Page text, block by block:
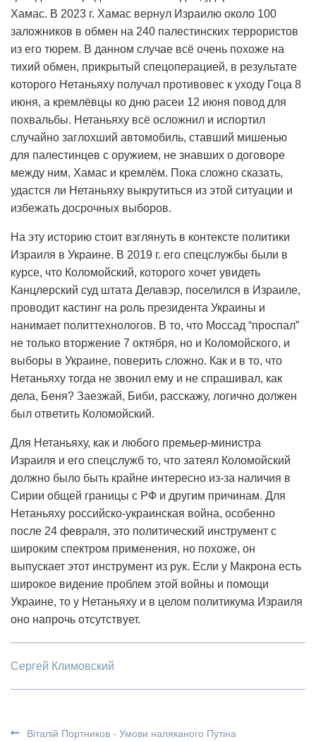
Хамас. В 2023 г. Хамас вернул Израилю около 100
заложников в обмен на 240 палестинских террористов
из его тюрем. В данном случае всё очень похоже на
тихий обмен, прикрытый спецоперацией, в результате
которого Нетаньяху получал противовес к уходу Гоца 8
июня, а кремлёвцы ко дню расеи 12 июня повод для
похвальбы. Нетаньяху всё осложнил и испортил
случайно заглохший автомобиль, ставший мишенью
для палестинцев с оружием, не знавших о договоре
между ним, Хамас и кремлём. Пока сложно сказать,
удастся ли Нетаньяху выкрутиться из этой ситуации и
избежать досрочных выборов.
На эту историю стоит взглянуть в контексте политики
Израиля в Украине. В 2019 г. его спецслужбы были в
курсе, что Коломойский, которого хочет увидеть
Канцлерский суд штата Делавэр, поселился в Израиле,
проводит кастинг на роль президента Украины и
нанимает политтехнологов. В то, что Моссад “проспал”
не только вторжение 7 октября, но и Коломойского, и
выборы в Украине, поверить сложно. Как и в то, что
Нетаньяху тогда не звонил ему и не спрашивал, как
дела, Беня? Заезжай, Биби, расскажу, логично должен
был ответить Коломойский.
Для Нетаньяху, как и любого премьер-министра
Израиля и его спецслужб то, что затеял Коломойский
должно было быть крайне интересно из-за наличия в
Сирии общей границы с РФ и другим причинам. Для
Нетаньяху российско-украинская война, особенно
после 24 февраля, это политический инструмент с
широким спектром применения, но похоже, он
выпускает этот инструмент из рук. Если у Макрона есть
широкое видение проблем этой войны и помощи
Украине, то у Нетаньяху и в целом политикума Израиля
оно напрочь отсутствует.
Сергей Климовский
Віталій Портников - Умови наляканого Путіна